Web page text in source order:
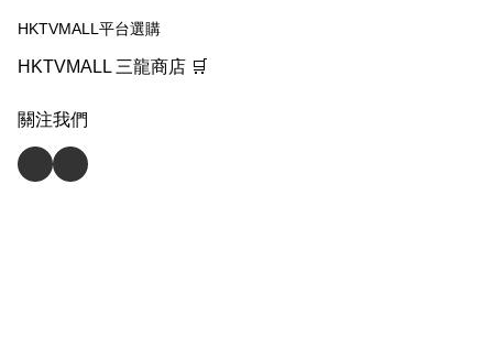
HKTVMALL平台選購
HKTVMALL 三龍商店 🛒
關注我們